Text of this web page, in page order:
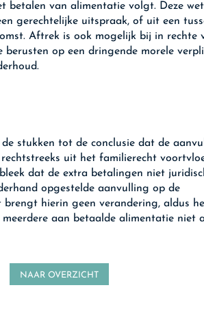
betalen van alimentatie volgt. Deze
gerechtelijke uitspraak, of uit een
Aftrek is ook mogelijk bij in rechte
berusten op een dringende morele
stukken tot de conclusie dat de
uit het familierecht
dat de extra betalingen niet
opgestelde aanvulling op de
brengt hierin geen verandering, aldus
aan betaalde alimentatie niet
NAAR OVERZICHT